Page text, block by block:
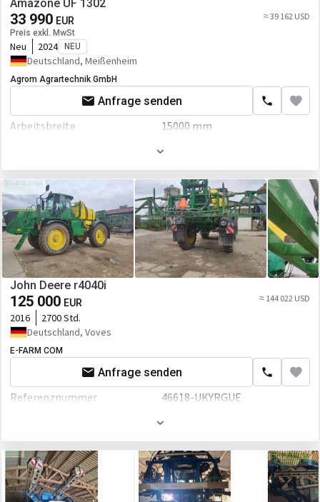
Amazone UF 1302
33 990 EUR
Preis exkl. MwSt
≈ 39 162 USD
Neu 2024 NEU
Deutschland, Meißenheim
Agrom Agrartechnik GmbH
Anfrage senden
Arbeitsbreite 15000 mm
Tankinhalt 1400 L
John Deere r4040i
125 000 EUR ≈ 144 022 USD
2016
2700 Std.
Deutschland, Voves
E-FARM COM
Anfrage senden
Referenznummer
46618-UKYRGUE
4000 L